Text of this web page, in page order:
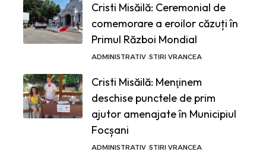
Cristi Misăilă: Ceremonial de
comemorare a eroilor căzuți în
Primul Război Mondial
ADMINISTRATIV STIRI VRANCEA
Cristi Misăilă: Menţinem
deschise punctele de prim
ajutor amenajate în Municipiul
Focșani
ADMINISTRATIV STIRI VRANCEA